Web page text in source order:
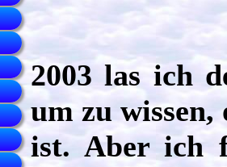
2003 las ich
um zu
ist. Aber ich